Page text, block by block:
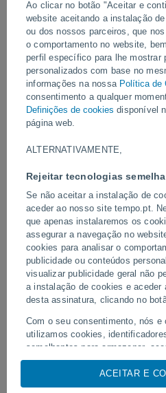
Ao clicar no botão "Aceitar e
website aceitando a instalação
ou dos nossos parceiros, que
o comportamento no website,
perfil específico para lhe mostrar
personalizados com base no
informações na nossa Política de
consentimento a qualquer
Definições de cookies disponível
página web.
ALTERNATIVAMENTE,
Rejeitar tecnologias
Se não aceitar a instalação de
aceder ao nosso site tempo.pt.
que apenas instalaremos os
assegurar a navegação no
cookies para analisar o
publicidade ou conteúdos
visualizar publicidade geral não
a instalação de cookies e aceder
desta assinatura, clicando no
Com o seu consentimento, nós e
utilizamos cookies,
semelhantes para armazenar,
pessoais, tais como a sua visita
IP e identificadores de cookies.
fornecedores possam processar
ACEITAR E
extremas e ventos
Bucareste, na
A tempestade obrigou as equipes
dezenas de ocorrências
alagadas e veículos presos em
severamente afetado e diversas
sofreram atrasos devido às
Vídeos
Enorme redemoinho de poeira
avistado em Zapponeta, Itália